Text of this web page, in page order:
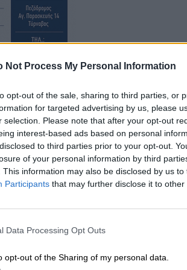
Not Process My Personal Information
opt-out of the sale, sharing to third parties, or
for targeted advertising by us, please
selection. Please note that after your opt-out
interest-based ads based on personal
to third parties prior to your opt-out.
of your personal information by third
This information may also be disclosed by us
Participants that may further disclose it to other
Data Processing Opt Outs
opt-out of the Sharing of my personal data.
Αντιπροσωπείας στην
Μακαριώτατο για την 14
η Σύνοδο
στις 20-21 Φεβρουαρίου,
στους συμμετέχοντες και
Ελλάδος να δώσει το παρών